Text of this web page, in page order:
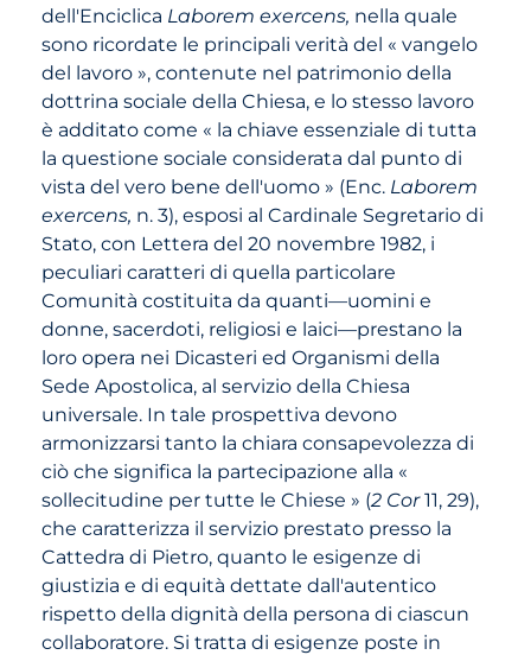
dell'Enciclica Laborem exercens, nella quale
sono ricordate le principali verità del « vangelo
del lavoro », contenute nel patrimonio della
dottrina sociale della Chiesa, e lo stesso lavoro
è additato come « la chiave essenziale di tutta
la questione sociale considerata dal punto di
vista del vero bene dell'uomo » (Enc. Laborem
exercens, n. 3), esposi al Cardinale Segretario di
Stato, con Lettera del 20 novembre 1982, i
peculiari caratteri di quella particolare
Comunità costituita da quanti—uomini e
donne, sacerdoti, religiosi e laici—prestano la
loro opera nei Dicasteri ed Organismi della
Sede Apostolica, al servizio della Chiesa
universale. In tale prospettiva devono
armonizzarsi tanto la chiara consapevolezza di
ciò che significa la partecipazione alla «
sollecitudine per tutte le Chiese » (2 Cor11, 29),
che caratterizza il servizio prestato presso la
Cattedra di Pietro, quanto le esigenze di
giustizia e di equità dettate dall'autentico
rispetto della dignità della persona di ciascun
collaboratore. Si tratta di esigenze poste in